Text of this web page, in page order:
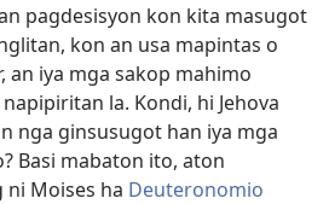
pagdesisyon kon kita masugot
kon an usa mapintas o
an iya mga sakop mahimo
la. Kondi, hi Jehova
nga ginsusugot han iya mga
Basi mabaton ito, aton
Moises ha Deuteronomio